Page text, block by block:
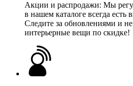
Акции и распродажи: Мы
в нашем каталоге всегда
Следите за обновлениями и
интерьерные вещи по скидке!